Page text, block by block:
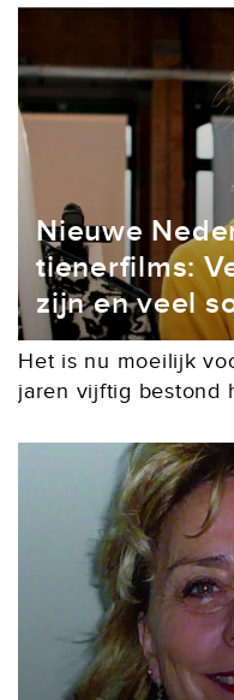
theaterschrijver is
Nieuwe
tienerfilms:
zijn en veel
Het is nu moeilijk
jaren vijftig bestond
waarin de